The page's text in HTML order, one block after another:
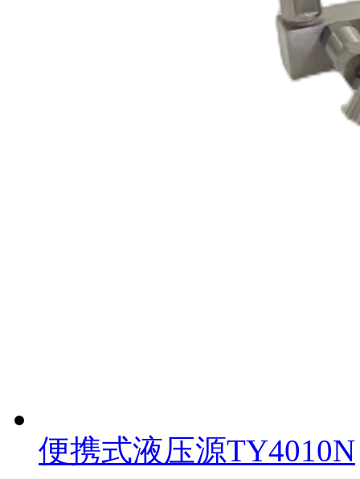
便携式液压源TY4010N